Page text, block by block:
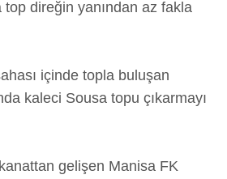
top direğin yanından az fakla
içinde topla buluşan
kaleci Sousa topu çıkarmayı
gelişen Manisa FK